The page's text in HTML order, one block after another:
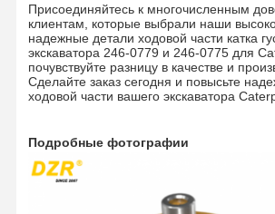
Присоединяйтесь к многочисленным
клиентам, которые выбрали наши
надежные детали ходовой части катка
экскаватора 246-0779 и 246-0775 для
почувствуйте разницу в качестве и
Сделайте заказ сегодня и повысьте
ходовой части вашего экскаватора
Подробные фотографии